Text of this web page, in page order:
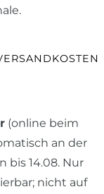
(online beim
an der
bis 14.08. Nur
nicht auf